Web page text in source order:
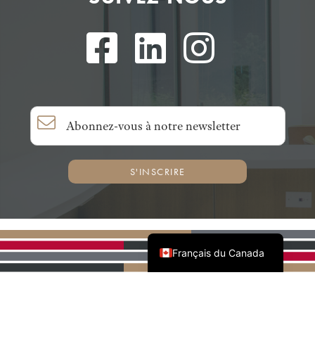
Français du Canada
English (Canada)
S'INSCRIRE